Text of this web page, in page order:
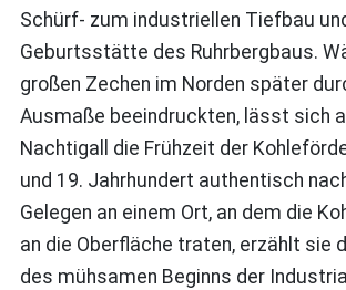
Schürf- zum industriellen Tiefbau
Geburtsstätte des Ruhrbergbaus.
großen Zechen im Norden später
Ausmaße beeindruckten, lässt sich
Nachtigall die Frühzeit der
und 19. Jahrhundert authentisch
Gelegen an einem Ort, an dem die
an die Oberfläche traten, erzählt sie
des mühsamen Beginns der